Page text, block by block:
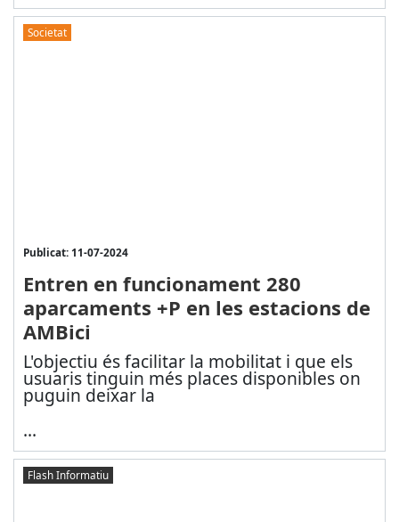
Societat
Publicat: 11-07-2024
Entren en funcionament 280
aparcaments +P en les estacions de
AMBici
L'objectiu és facilitar la mobilitat i que els
usuaris tinguin més places disponibles on
puguin deixar la
...
Flash Informatiu